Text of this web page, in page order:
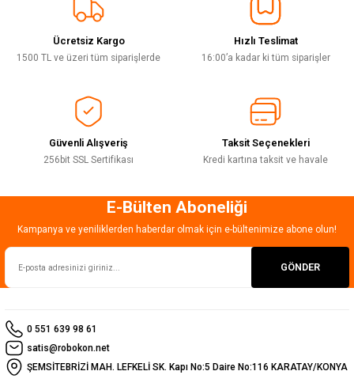
Ürün resmi kalitesiz, bozuk veya görüntülenemiyor.
Ürün açıklamasında eksik bilgiler bulunuyor.
Ürün bilgilerinde hatalar bulunuyor.
Bu ürüne benzer farklı alternatifler olmalı.
Gönder
Deneyimini Paylaş
Ücretsiz Kargo
1500 TL ve üzeri tüm siparişlerde
Hızlı Teslimat
16:00’a kadar ki tüm siparişler
Güvenli Alışveriş
256bit SSL Sertifikası
Taksit Seçenekleri
Kredi kartına taksit ve havale
E-Bülten Aboneliği
Kampanya ve yeniliklerden haberdar olmak için e-bültenimize abone olun!
GÖNDER
0 551 639 98 61
satis@robokon.net
ŞEMSİTEBRİZİ MAH. LEFKELİ SK. Kapı No:5 Daire No:116 KARATAY/KONYA